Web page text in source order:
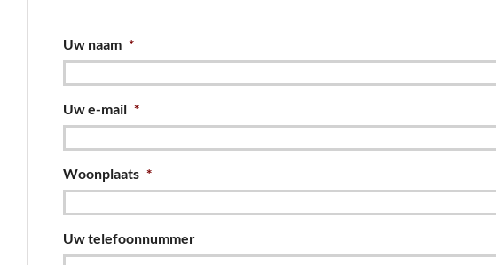
Uw naam *
Uw e-mail *
Woonplaats *
Uw telefoonnummer